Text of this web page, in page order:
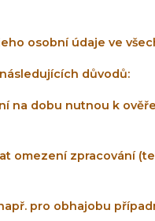
osobní údaje ve
důvodů:
na dobu nutnou k
omezení zpracování
pro obhajobu